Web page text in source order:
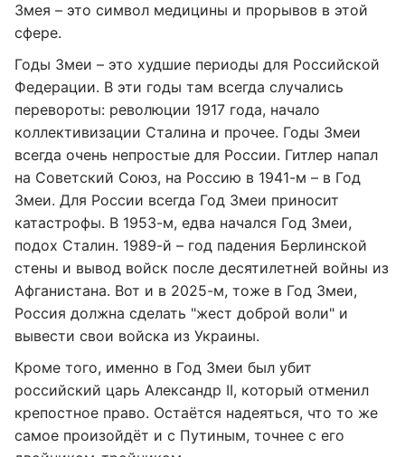
Змея – это символ медицины и прорывов в этой
сфере.
Годы Змеи – это худшие периоды для Российской
Федерации. В эти годы там всегда случались
перевороты: революции 1917 года, начало
коллективизации Сталина и прочее. Годы Змеи
всегда очень непростые для России. Гитлер напал
на Советский Союз, на Россию в 1941-м – в Год
Змеи. Для России всегда Год Змеи приносит
катастрофы. В 1953-м, едва начался Год Змеи,
подох Сталин. 1989-й – год падения Берлинской
стены и вывод войск после десятилетней войны из
Афганистана. Вот и в 2025-м, тоже в Год Змеи,
Россия должна сделать "жест доброй воли" и
вывести свои войска из Украины.
Кроме того, именно в Год Змеи был убит
российский царь Александр ІІ, который отменил
крепостное право. Остаётся надеяться, что то же
самое произойдёт и с Путиным, точнее с его